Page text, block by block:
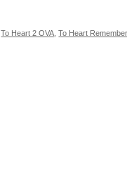
,To Heart 2 OVA ,To Heart